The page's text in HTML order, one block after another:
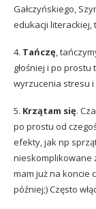
Gałczyńskiego,
edukacji literackiej,
4. Tańczę,
głośniej i po
wyrzucenia stresu
5. Krzątam się.
po prostu od
efekty, jak np
nieskomplikowane
mam już na koncie
później;) Często